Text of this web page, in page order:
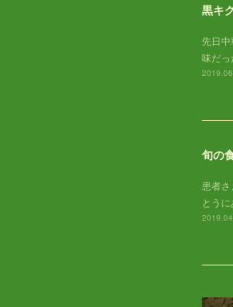
黒キ
先日
味だ
旬の
患者
とう